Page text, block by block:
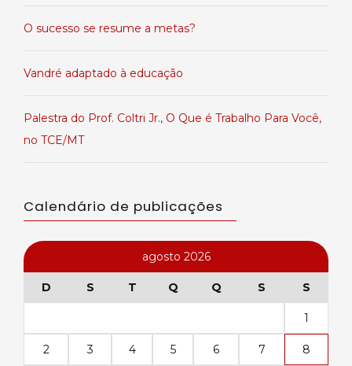
O sucesso se resume a metas?
Vandré adaptado à educação
Palestra do Prof. Coltri Jr., O Que é Trabalho Para Você,
no TCE/MT
Calendário de publicações
agosto 2026
D S T Q Q S S
1
2 3 4 5 6 7 8